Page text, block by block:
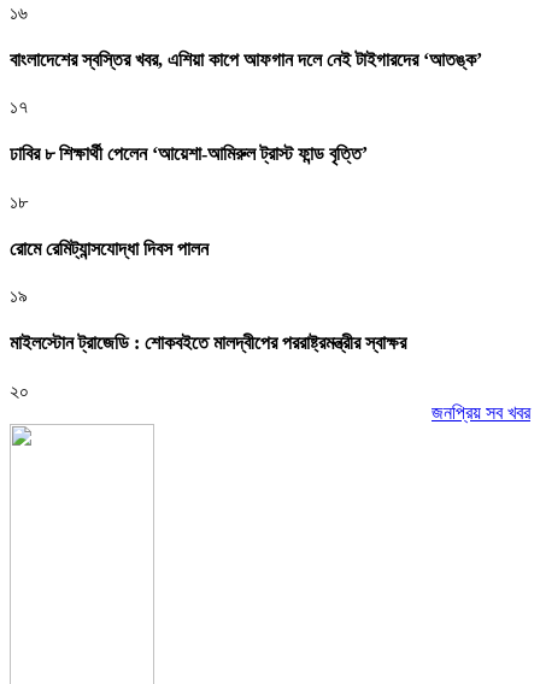
১৬
বাংলাদেশের স্বস্তির খবর, এশিয়া কাপে আফগান দলে নেই টাইগারদের ‘আতঙ্ক’
১৭
ঢাবির ৮ শিক্ষার্থী পেলেন ‘আয়েশা-আমিরুল ট্রাস্ট ফান্ড বৃত্তি’
১৮
রোমে রেমিট্যান্সযোদ্ধা দিবস পালন
১৯
মাইলস্টোন ট্রাজেডি : শোকবইতে মালদ্বীপের পররাষ্ট্রমন্ত্রীর স্বাক্ষর
২০
জনপ্রিয় সব খবর